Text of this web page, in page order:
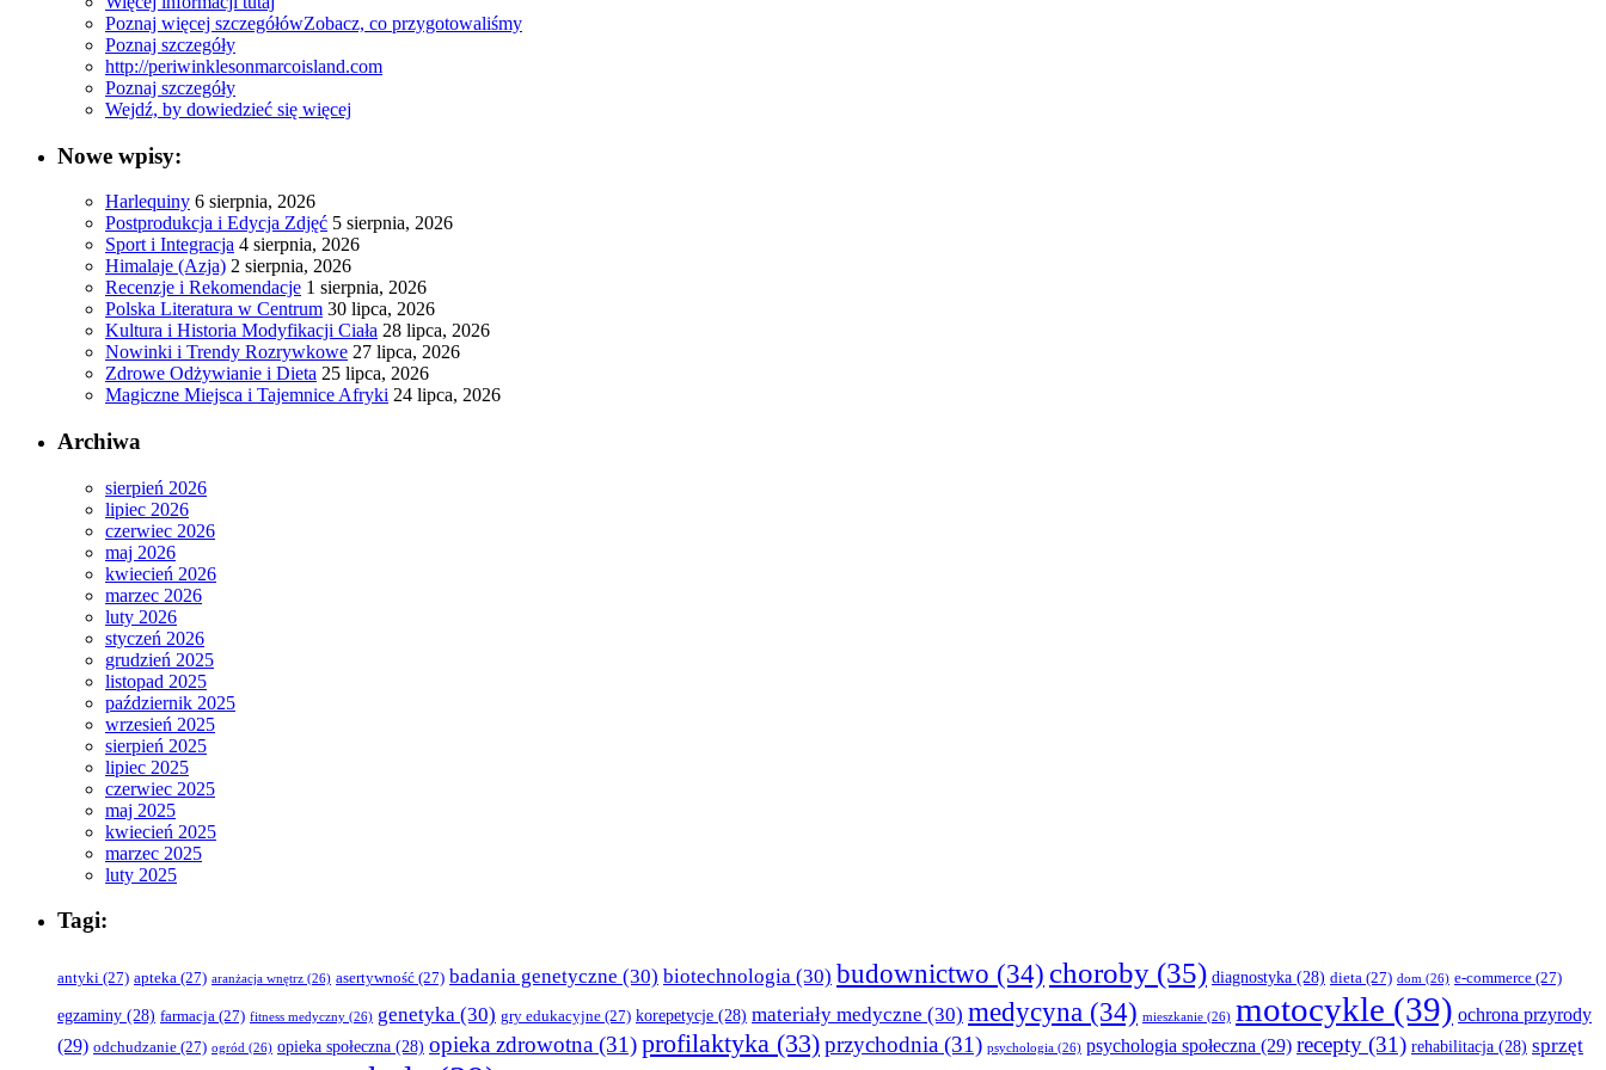
Poznaj więcej szczegółówZobacz, co przygotowaliśmy
Poznaj szczegóły
http://periwinklesonmarcoisland.com
Poznaj szczegóły
Wejdź, by dowiedzieć się więcej
Nowe wpisy:
Harlequiny 6 sierpnia, 2026
Postprodukcja i Edycja Zdjęć 5 sierpnia, 2026
Sport i Integracja 4 sierpnia, 2026
Himalaje (Azja) 2 sierpnia, 2026
Recenzje i Rekomendacje 1 sierpnia, 2026
Polska Literatura w Centrum 30 lipca, 2026
Kultura i Historia Modyfikacji Ciała 28 lipca, 2026
Nowinki i Trendy Rozrywkowe 27 lipca, 2026
Zdrowe Odżywianie i Dieta 25 lipca, 2026
Magiczne Miejsca i Tajemnice Afryki 24 lipca, 2026
Archiwa
sierpień 2026
lipiec 2026
czerwiec 2026
maj 2026
kwiecień 2026
marzec 2026
luty 2026
styczeń 2026
grudzień 2025
listopad 2025
październik 2025
wrzesień 2025
sierpień 2025
lipiec 2025
czerwiec 2025
maj 2025
kwiecień 2025
marzec 2025
luty 2025
Tagi:
antyki (27) apteka (27) aranżacja wnętrz (26) asertywność (27) badania genetyczne (30) biotechnologia (30) budownictwo (34) choroby (35) diagnostyka (28) dieta (27) dom (26) e-commerce (27)
egzaminy (28) farmacja (27) fitness medyczny (26) genetyka (30) gry edukacyjne (27) korepetycje (28) materiały medyczne (30) medycyna (34) mieszkanie (26) motocykle (39) ochrona przyrody
(29) odchudzanie (27) ogród (26) opieka społeczna (28) opieka zdrowotna (31)profilaktyka (33)przychodnia (31) psychologia (26) psychologia społeczna (29) recepty (31) rehabilitacja (28) sprzęt